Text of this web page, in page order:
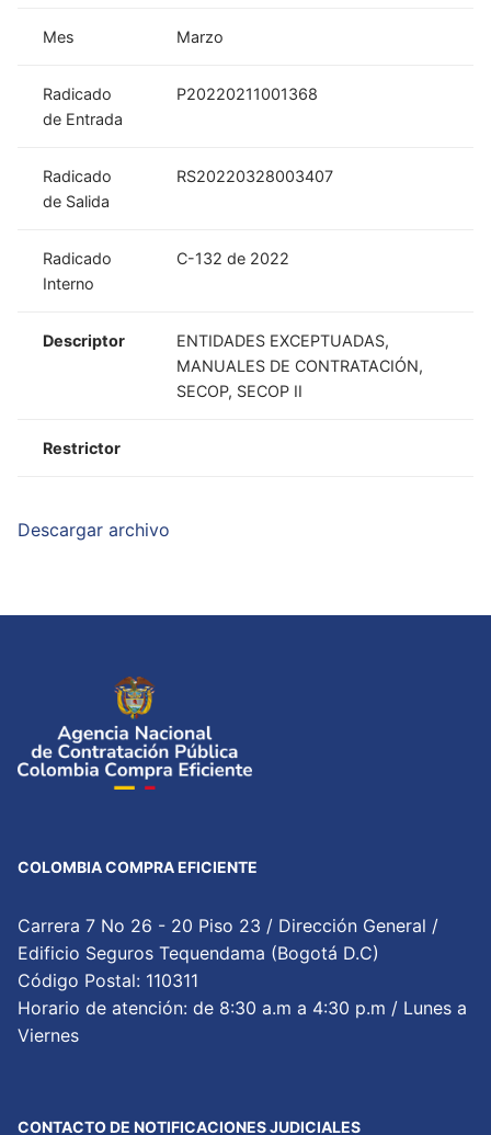
Mes Marzo
Radicado
de Entrada
P20220211001368
Radicado
de Salida
RS20220328003407
Radicado
Interno
C-132 de 2022
Descriptor
ENTIDADES EXCEPTUADAS,
MANUALES DE CONTRATACIÓN,
SECOP, SECOP II
Restrictor
Descargar archivo
COLOMBIA COMPRA EFICIENTE
Carrera 7 No 26 - 20 Piso 23 / Dirección General /
Edificio Seguros Tequendama (Bogotá D.C)
Código Postal: 110311
Horario de atención: de 8:30 a.m a 4:30 p.m / Lunes a
Viernes
CONTACTO DE NOTIFICACIONES JUDICIALES